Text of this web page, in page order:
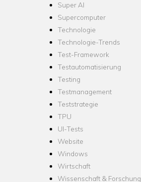
Super AI
Supercomputer
Technologie
Technologie-Trends
Test-Framework
Testautomatisierung
Testing
Testmanagement
Teststrategie
TPU
UI-Tests
Website
Windows
Wirtschaft
Wissenschaft & Forschung